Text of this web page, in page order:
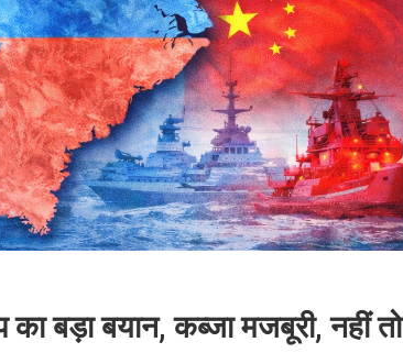
बड़ा बयान, कब्जा मजबूरी, नहीं तो